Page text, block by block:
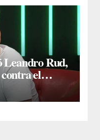
Leandro Rud,
el